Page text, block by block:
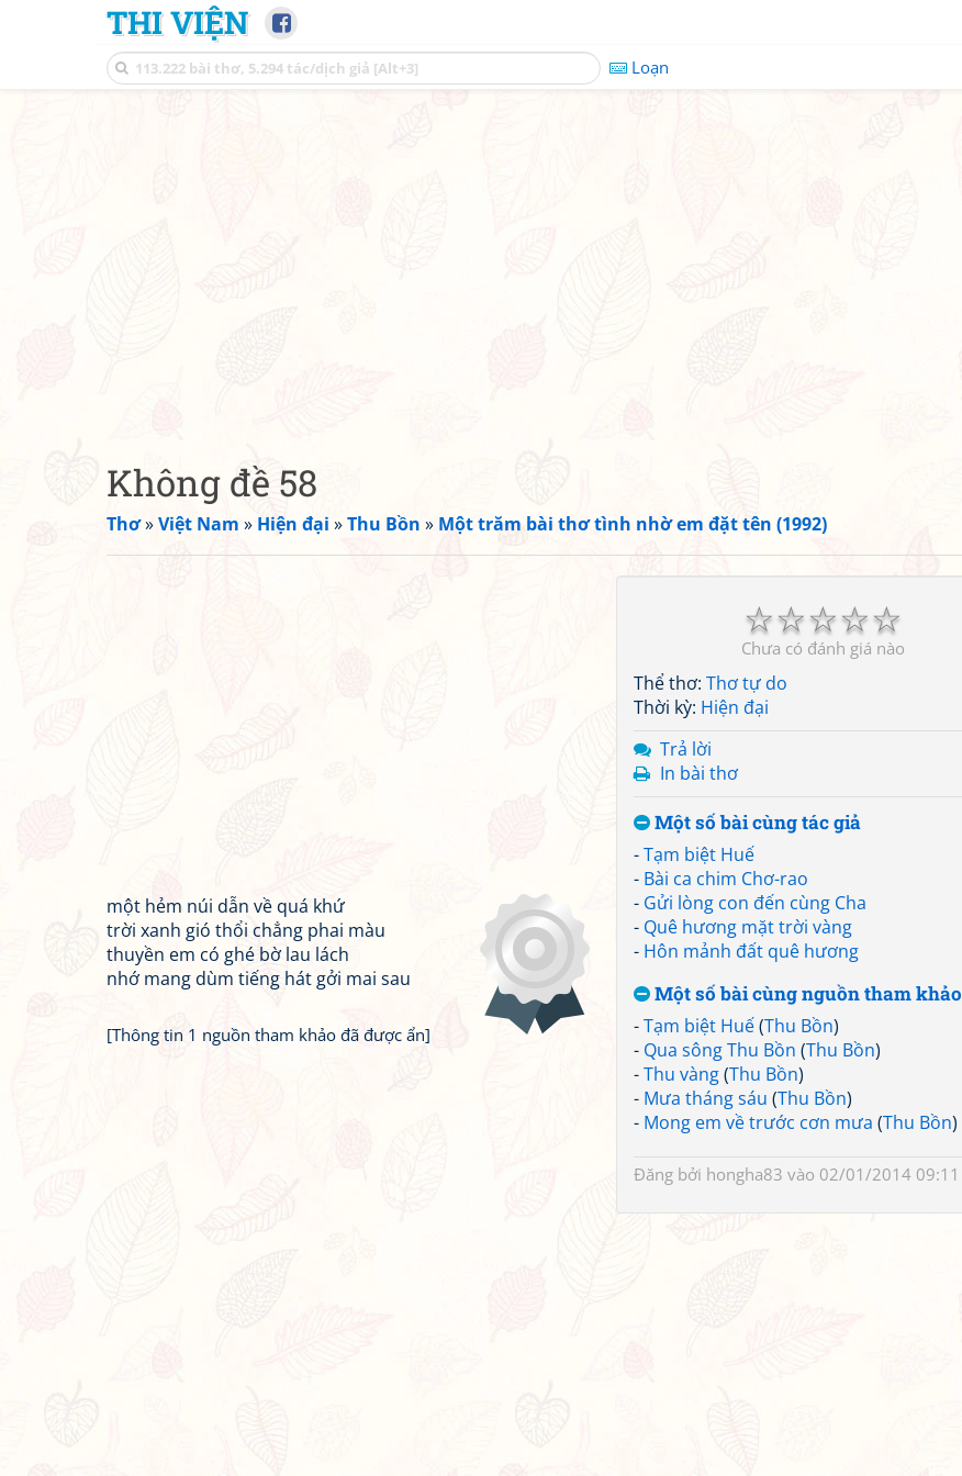
THI VIỆN
Loạn
Không đề 58
Thơ»Việt Nam » Hiện đại »Thu Bồn » Một trăm bài thơ tình nhờ em đặt tên (1992)
☆
☆
☆
☆
☆
Chưa có đánh giá nào
Thể thơ: Thơ tự do
Thời kỳ: Hiện đại
Trả lời
In bài thơ
Một số bài cùng tác giả
-Tạm biệt Huế
- Bài ca chim Chơ-rao
- Gửi lòng con đến cùng Cha
- Quê hương mặt trời vàng
- Hôn mảnh đất quê hương
Một số bài cùng nguồn tham khảo
-Tạm biệt Huế(Thu Bồn)
- Qua sông Thu Bồn (Thu Bồn)
-Thu vàng(Thu Bồn)
- Mưa tháng sáu (Thu Bồn)
- Mong em về trước cơn mưa (Thu Bồn)
Đăng bởi hongha83 vào 02/01/2014 09:11
một hẻm núi dẫn về quá khứ
trời xanh gió thổi chẳng phai màu
thuyền em có ghé bờ lau lách
nhớ mang dùm tiếng hát gởi mai sau
[Thông tin 1 nguồn tham khảo đã được ẩn]